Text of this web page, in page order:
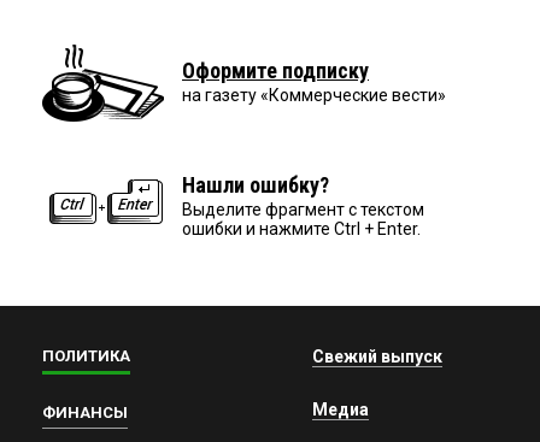
Оформите подписку
на газету «Коммерческие вести»
Нашли ошибку?
Выделите фрагмент с текстом
ошибки и нажмите Ctrl + Enter.
ПОЛИТИКА
ФИНАНСЫ
Свежий выпуск
Медиа